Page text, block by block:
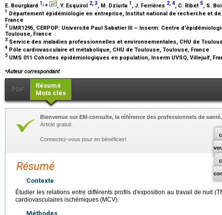
E. Bourgkard 1,⁎ , Y. Esquirol 2,3, M. Dziurla 1 , J. Ferrières 2,4, C. Ribet 5, S.
1 Département épidémiologie en entreprise, Institut national de recherche et
France
2 UMR1295, CERPOP: Université Paul Sabatier III – Inserm: Centre
Toulouse, France
3 Service des maladies professionnelles et environnementales, CHU de
4 Pôle cardiovasculaire et métabolique, CHU de Toulouse, Toulouse, France
5 UMS 011 Cohortes épidémiologiques en population, Inserm UVSQ, Villejuif,
⁎Auteur correspondant
PDF
Résumé
Mots clés
Bienvenue sur EM-consulte, la référence des professionnels de santé.
Article gratuit.
Connectez-vous pour en bénéficier!
Résumé
Contexte
Étudier les relations entre différents profils d'exposition au travail de nuit
cardiovasculaires ischémiques (MCV).
Méthodes